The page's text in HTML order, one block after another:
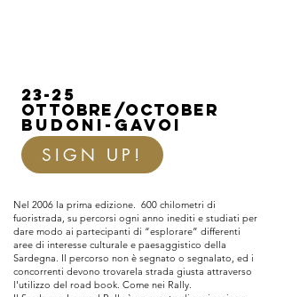
SIGN UP!
23-25
OTTOBRE/october
BUDONI-GAVOI
Nel 2006 la prima edizione. 600 chilometri di
fuoristrada, su percorsi ogni anno inediti e studiati per
dare modo ai partecipanti di “esplorare” differenti
aree di interesse culturale e paesaggistico della
Sardegna. Il percorso non è segnato o segnalato, ed i
concorrenti devono trovarela strada giusta attraverso
l'utilizzo del road book. Come nei Rally.